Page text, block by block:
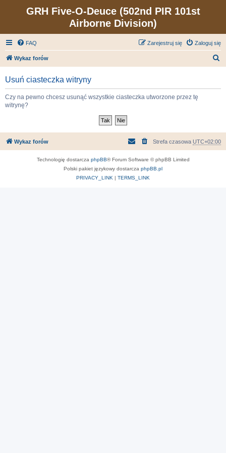
GRH Five-O-Deuce (502nd PIR 101st
Airborne Division)
FAQ Zaloguj się
Zarejestruj się
Wykaz forów
Usuń ciasteczka witryny
Czy na pewno chcesz usunąć wszystkie ciasteczka utworzone przez tę
witrynę?
Wykaz forów Strefa czasowa UTC+02:00
Technologię dostarcza phpBB® Forum Software © phpBB Limited
Polski pakiet językowy dostarcza phpBB.pl
PRIVACY_LINK | TERMS_LINK